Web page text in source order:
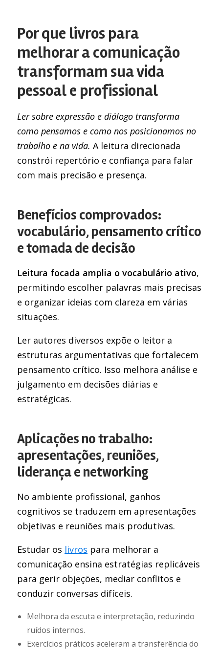
Por que livros para
melhorar a comunicação
transformam sua vida
pessoal e profissional
Ler sobre expressão e diálogo transforma
como pensamos e como nos posicionamos no
trabalho e na vida. A leitura direcionada
constrói repertório e confiança para falar
com mais precisão e presença.
Benefícios comprovados:
vocabulário, pensamento crítico
e tomada de decisão
Leitura focada amplia o vocabulário ativo,
permitindo escolher palavras mais precisas
e organizar ideias com clareza em várias
situações.
Ler autores diversos expõe o leitor a
estruturas argumentativas que fortalecem
pensamento crítico. Isso melhora análise e
julgamento em decisões diárias e
estratégicas.
Aplicações no trabalho:
apresentações, reuniões,
liderança e networking
No ambiente profissional, ganhos
cognitivos se traduzem em apresentações
objetivas e reuniões mais produtivas.
Estudar os livros para melhorar a
comunicação ensina estratégias replicáveis
para gerir objeções, mediar conflitos e
conduzir conversas difíceis.
Melhora da escuta e interpretação, reduzindo
ruídos internos.
Exercícios práticos aceleram a transferência do